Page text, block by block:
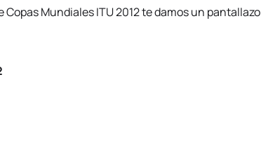
Copas Mundiales ITU 2012 te damos un pantallazo